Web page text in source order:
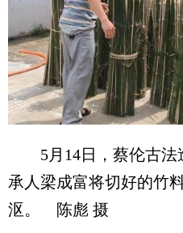
5月14日，蔡伦古法
承人梁成富将切好的竹
沤。 陈彪 摄